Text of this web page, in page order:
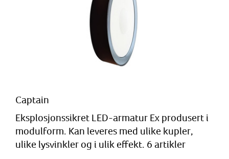
Captain
Eksplosjonssikret LED-armatur Ex produsert i
modulform. Kan leveres med ulike kupler,
ulike lysvinkler og i ulik effekt. 6 artikler